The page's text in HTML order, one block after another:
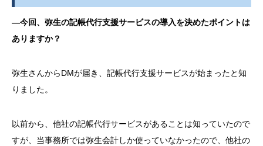
―今回、弥生の記帳代行支援サービスの導入を決めたポイントは
ありますか？
弥生さんからDMが届き、記帳代行支援サービスが始まったと知
りました。
以前から、他社の記帳代行サービスがあることは知っていたので
すが、当事務所では弥生会計しか使っていなかったので、他社の